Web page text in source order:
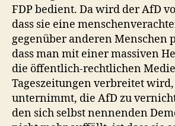
FDP bedient. Da wird der AfD
dass sie eine
gegenüber anderen Menschen
dass man mit einer massiven
die öffentlich-rechtlichen
Tageszeitungen verbreitet
unternimmt, die AfD zu
den sich selbst nennenden